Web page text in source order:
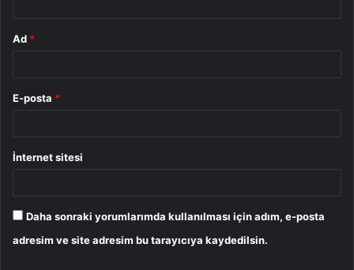
Ad *
E-posta *
İnternet sitesi
Daha sonraki yorumlarımda kullanılması için adım, e-posta
adresim ve site adresim bu tarayıcıya kaydedilsin.